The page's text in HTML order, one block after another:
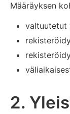
Määräyksen
valtuutetut
2.